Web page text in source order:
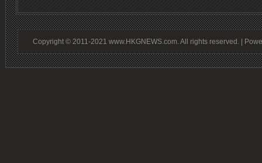
Copyright © 2011-2021 www.HKGNEWS.com. All rights reserved. |